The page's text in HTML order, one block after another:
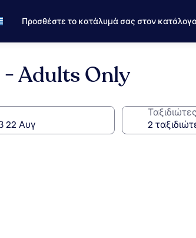
Προσθέστε το κατάλυμά σας στον κατάλογο
Adults Only
Ταξιδιώτες